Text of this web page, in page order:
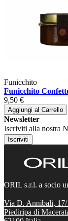
Funicchito
Funicchito
9,50 €
Aggiungi al Carrello
Newsletter
Iscriviti alla nostra
Iscriviti
ORIL s.r.l. a socio
Via D. Annibali,
Piediripa di